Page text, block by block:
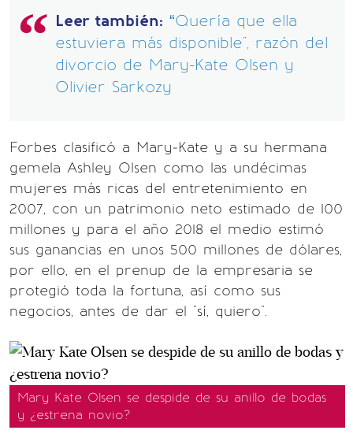
Leer también: “Quería que ella
estuviera más disponible", razón del
divorcio de Mary-Kate Olsen y
Olivier Sarkozy
Forbes clasificó a Mary-Kate y a su hermana
gemela Ashley Olsen como las undécimas
mujeres más ricas del entretenimiento en
2007, con un patrimonio neto estimado de 100
millones y para el año 2018 el medio estimó
sus ganancias en unos 500 millones de dólares,
por ello, en el prenup de la empresaria se
protegió toda la fortuna, así como sus
negocios, antes de dar el "sí, quiero".
Mary Kate Olsen se despide de su anillo de bodas
y ¿estrena novio?